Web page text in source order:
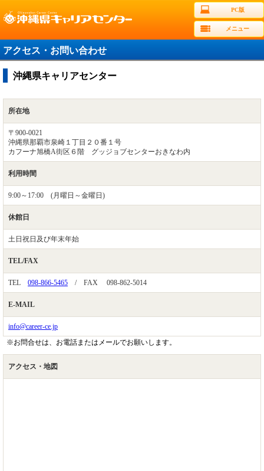
PC版
メニュー
アクセス・お問い合わせ
沖縄県キャリアセンター
所在地
〒900-0021
沖縄県那覇市泉崎１丁目２０番１号
カフーナ旭橋A街区６階 グッジョブセンターおきなわ内
利用時間
9:00～17:00 (月曜日～金曜日)
休館日
土日祝日及び年末年始
TEL/FAX
TEL 098-866-5465 / FAX 098-862-5014
E-MAIL
info@career-ce.jp
※お問合せは、お電話またはメールでお願いします。
アクセス・地図